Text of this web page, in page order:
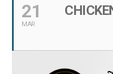
21
MAR